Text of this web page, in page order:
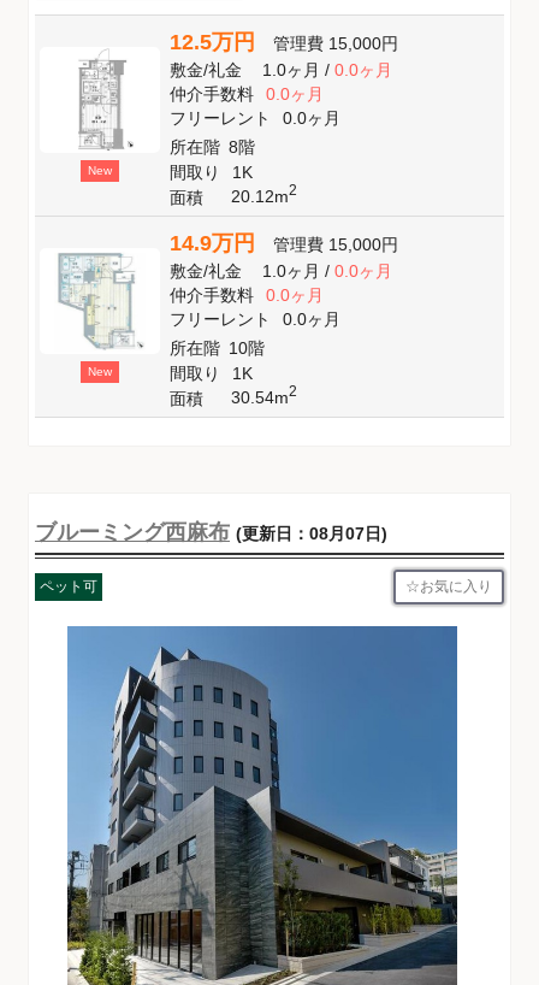
New
12.5万円 管理費 15,000円
敷金/礼金 1.0ヶ月/ 0.0ヶ月
仲介手数料
0.0ヶ月
フリーレント
0.0ヶ月
所在階 8階
間取り
1K
面積
20.12m2
New
14.9万円 管理費 15,000円
敷金/礼金 1.0ヶ月/ 0.0ヶ月
仲介手数料
0.0ヶ月
フリーレント
0.0ヶ月
所在階 10階
間取り
1K
面積
30.54m2
ブルーミング西麻布 (更新日：08月07日)
ペット可 お気に入り